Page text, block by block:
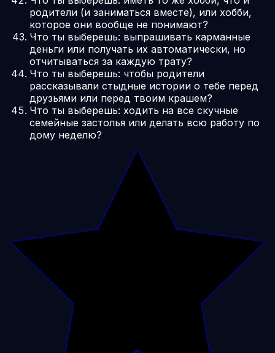
родители (и заниматься вместе), или хобби,
которое они вообще не понимают?
Что ты выберешь: выпрашивать карманные
деньги или получать их автоматически, но
отчитываться за каждую трату?
Что ты выберешь: чтобы родители
рассказывали стыдные истории о тебе перед
друзьями или перед твоим крашем?
Что ты выберешь: ходить на все скучные
семейные застолья или делать всю работу по
дому неделю?